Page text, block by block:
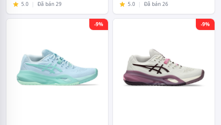
5.0 | Đã bán 29 5.0 | Đã bán 26
-9% -9%